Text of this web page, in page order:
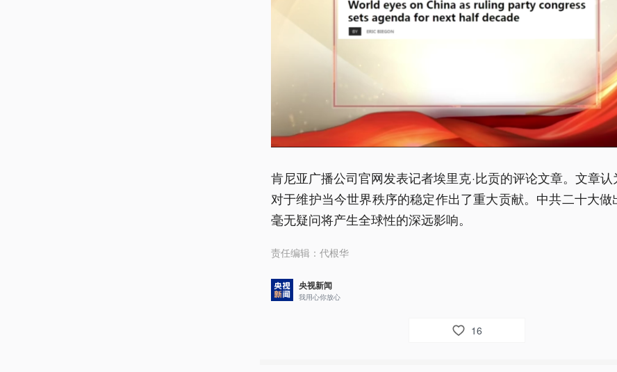
肯尼亚广播公司官网发表记者埃里克·比贡的评论文章。文章认
对于维护当今世界秩序的稳定作出了重大贡献。中共二十大做
毫无疑问将产生全球性的深远影响。
责任编辑： 代根华
央视新闻
我用心你放心
16